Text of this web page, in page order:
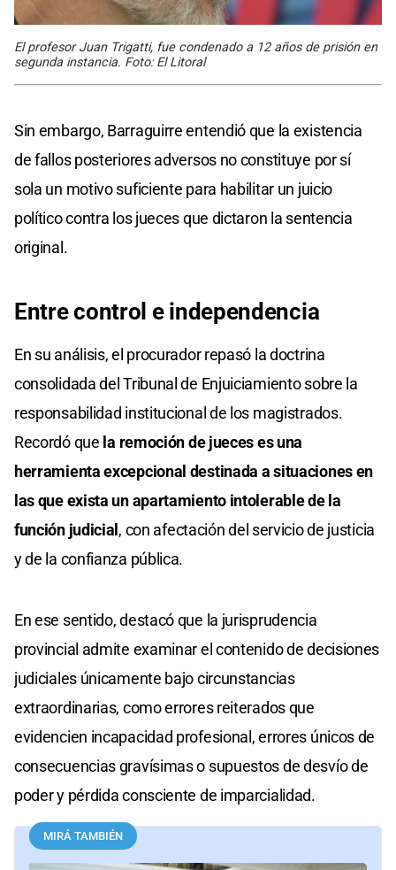
El profesor Juan Trigatti, fue condenado a 12 años de prisión en
segunda instancia. Foto: El Litoral
Sin embargo, Barraguirre entendió que la existencia
de fallos posteriores adversos no constituye por sí
sola un motivo suficiente para habilitar un juicio
político contra los jueces que dictaron la sentencia
original.
Entre control e independencia
En su análisis, el procurador repasó la doctrina
consolidada del Tribunal de Enjuiciamiento sobre la
responsabilidad institucional de los magistrados.
Recordó que la remoción de jueces es una
herramienta excepcional destinada a situaciones en
las que exista un apartamiento intolerable de la
función judicial, con afectación del servicio de justicia
y de la confianza pública.
En ese sentido, destacó que la jurisprudencia
provincial admite examinar el contenido de decisiones
judiciales únicamente bajo circunstancias
extraordinarias, como errores reiterados que
evidencien incapacidad profesional, errores únicos de
consecuencias gravísimas o supuestos de desvío de
poder y pérdida consciente de imparcialidad.
MIRÁ TAMBIÉN